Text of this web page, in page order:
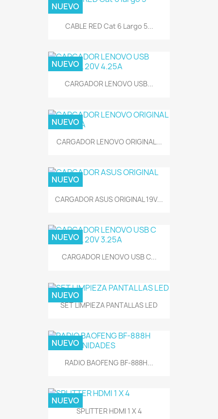
CABLE RED Cat 6 Largo 5...
NUEVO
CARGADOR LENOVO USB...
NUEVO
CARGADOR LENOVO ORIGINAL...
NUEVO
CARGADOR ASUS ORIGINAL 19V...
NUEVO
CARGADOR LENOVO USB C...
NUEVO
SET LIMPIEZA PANTALLAS LED
NUEVO
RADIO BAOFENG BF-888H...
NUEVO
SPLITTER HDMI 1 X 4
NUEVO